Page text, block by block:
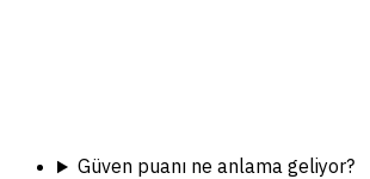
Güven puanı ne anlama geliyor?